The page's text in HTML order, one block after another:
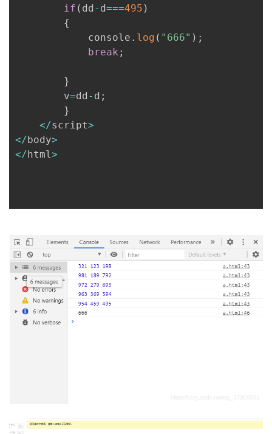
if ( dd - d===495 )
{
			console
. log ( "666" ) ;
break ;
}
		v
=dd - d ;
}
</script>
</body>
</html>